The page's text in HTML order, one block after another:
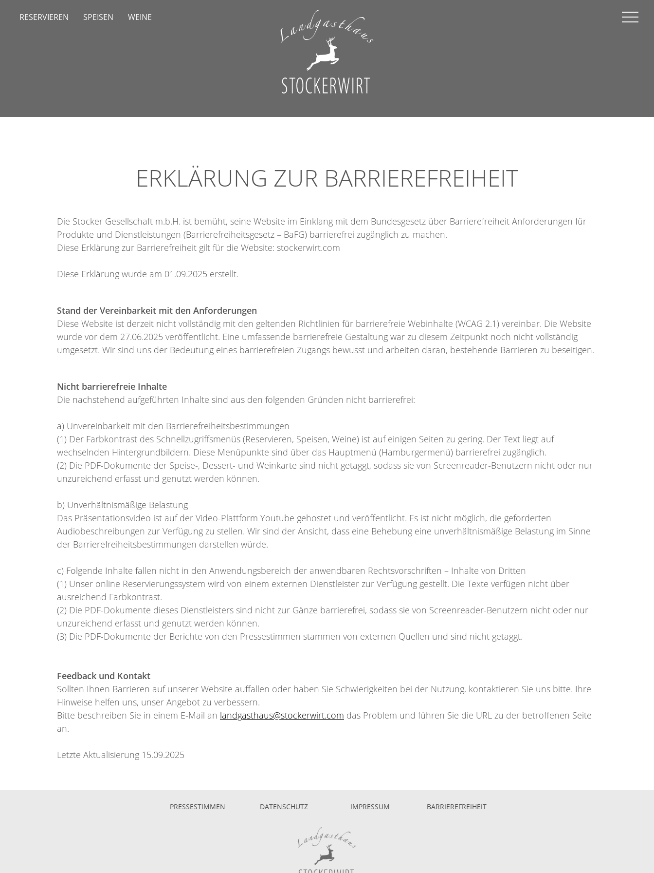
RESERVIEREN SPEISEN WEINE ×
ERKLÄRUNG ZUR BARRIEREFREIHEIT
Die Stocker Gesellschaft m.b.H. ist bemüht, seine Website im Einklang mit dem Bundesgesetz über Barrierefreiheit Anforderungen für
Produkte und Dienstleistungen (Barrierefreiheitsgesetz – BaFG) barrierefrei zugänglich zu machen.
Diese Erklärung zur Barrierefreiheit gilt für die Website: stockerwirt.com
Diese Erklärung wurde am 01.09.2025 erstellt.
Stand der Vereinbarkeit mit den Anforderungen
Diese Website ist derzeit nicht vollständig mit den geltenden Richtlinien für barrierefreie Webinhalte (WCAG 2.1) vereinbar. Die Website
wurde vor dem 27.06.2025 veröffentlicht. Eine umfassende barrierefreie Gestaltung war zu diesem Zeitpunkt noch nicht vollständig
umgesetzt. Wir sind uns der Bedeutung eines barrierefreien Zugangs bewusst und arbeiten daran, bestehende Barrieren zu beseitigen.
Nicht barrierefreie Inhalte
Die nachstehend aufgeführten Inhalte sind aus den folgenden Gründen nicht barrierefrei:
a) Unvereinbarkeit mit den Barrierefreiheitsbestimmungen
(1) Der Farbkontrast des Schnellzugriffsmenüs (Reservieren, Speisen, Weine) ist auf einigen Seiten zu gering. Der Text liegt auf
wechselnden Hintergrundbildern. Diese Menüpunkte sind über das Hauptmenü (Hamburgermenü) barrierefrei zugänglich.
(2) Die PDF-Dokumente der Speise-, Dessert- und Weinkarte sind nicht getaggt, sodass sie von Screenreader-Benutzern nicht oder nur
unzureichend erfasst und genutzt werden können.
b) Unverhältnismäßige Belastung
Das Präsentationsvideo ist auf der Video-Plattform Youtube gehostet und veröffentlicht. Es ist nicht möglich, die geforderten
Audiobeschreibungen zur Verfügung zu stellen. Wir sind der Ansicht, dass eine Behebung eine unverhältnismäßige Belastung im Sinne
der Barrierefreiheitsbestimmungen darstellen würde.
c) Folgende Inhalte fallen nicht in den Anwendungsbereich der anwendbaren Rechtsvorschriften – Inhalte von Dritten
(1) Unser online Reservierungssystem wird von einem externen Dienstleister zur Verfügung gestellt. Die Texte verfügen nicht über
ausreichend Farbkontrast.
(2) Die PDF-Dokumente dieses Dienstleisters sind nicht zur Gänze barrierefrei, sodass sie von Screenreader-Benutzern nicht oder nur
unzureichend erfasst und genutzt werden können.
(3) Die PDF-Dokumente der Berichte von den Pressestimmen stammen von externen Quellen und sind nicht getaggt.
Feedback und Kontakt
Sollten Ihnen Barrieren auf unserer Website auffallen oder haben Sie Schwierigkeiten bei der Nutzung, kontaktieren Sie uns bitte. Ihre
Hinweise helfen uns, unser Angebot zu verbessern.
Bitte beschreiben Sie in einem E-Mail an landgasthaus@stockerwirt.com das Problem und führen Sie die URL zu der betroffenen Seite
an.
Letzte Aktualisierung 15.09.2025
PRESSESTIMMEN DATENSCHUTZ IMPRESSUM BARRIEREFREIHEIT